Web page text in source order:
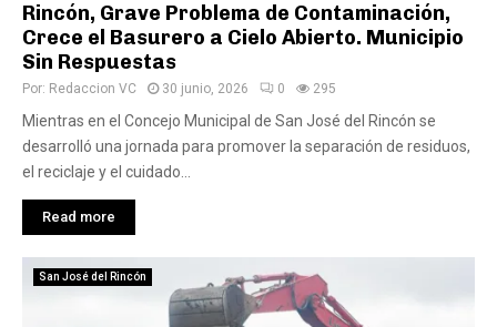
Rincón, Grave Problema de Contaminación,
Crece el Basurero a Cielo Abierto. Municipio
Sin Respuestas
Por: Redaccion VC 30 junio, 2026 0 295
Mientras en el Concejo Municipal de San José del Rincón se
desarrolló una jornada para promover la separación de residuos,
el reciclaje y el cuidado...
Read more
San José del Rincón